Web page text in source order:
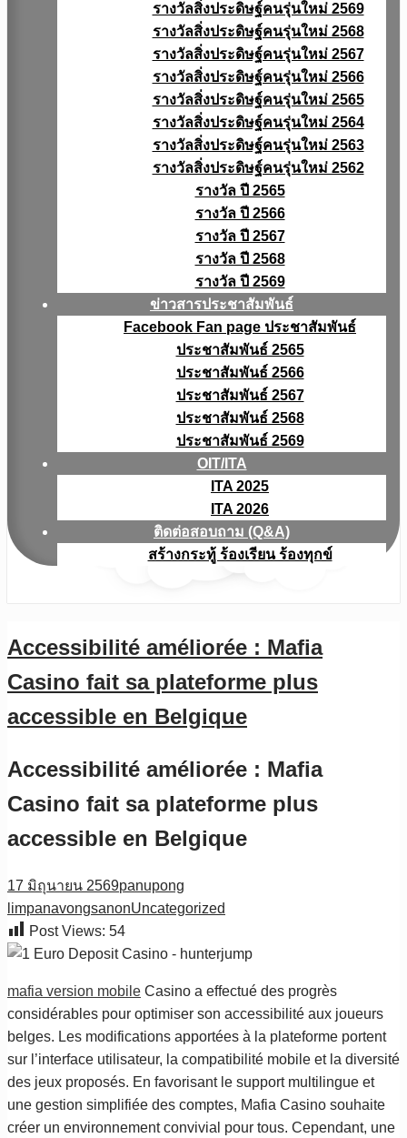
รางวัลสิ่งประดิษฐ์คนรุ่นใหม่ 2569
รางวัลสิ่งประดิษฐ์คนรุ่นใหม่ 2568
รางวัลสิ่งประดิษฐ์คนรุ่นใหม่ 2567
รางวัลสิ่งประดิษฐ์คนรุ่นใหม่ 2566
รางวัลสิ่งประดิษฐ์คนรุ่นใหม่ 2565
รางวัลสิ่งประดิษฐ์คนรุ่นใหม่ 2564
รางวัลสิ่งประดิษฐ์คนรุ่นใหม่ 2563
รางวัลสิ่งประดิษฐ์คนรุ่นใหม่ 2562
รางวัล ปี 2565
รางวัล ปี 2566
รางวัล ปี 2567
รางวัล ปี 2568
รางวัล ปี 2569
ข่าวสารประชาสัมพันธ์
Facebook Fan page ประชาสัมพันธ์
ประชาสัมพันธ์ 2565
ประชาสัมพันธ์ 2566
ประชาสัมพันธ์ 2567
ประชาสัมพันธ์ 2568
ประชาสัมพันธ์ 2569
OIT/ITA
ITA 2025
ITA 2026
ติดต่อสอบถาม (Q&A)
สร้างกระทู้ ร้องเรียน ร้องทุกข์
Accessibilité améliorée : Mafia
Casino fait sa plateforme plus
accessible en Belgique
Accessibilité améliorée : Mafia
Casino fait sa plateforme plus
accessible en Belgique
17 มิถุนายน 2569panupong
limpanavongsanonUncategorized
Post Views: 54
mafia version mobile Casino a effectué des progrès
considérables pour optimiser son accessibilité aux joueurs
belges. Les modifications apportées à la plateforme portent
sur l’interface utilisateur, la compatibilité mobile et la diversité
des jeux proposés. En favorisant le support multilingue et
une gestion simplifiée des comptes, Mafia Casino souhaite
créer un environnement convivial pour tous. Cependant, une